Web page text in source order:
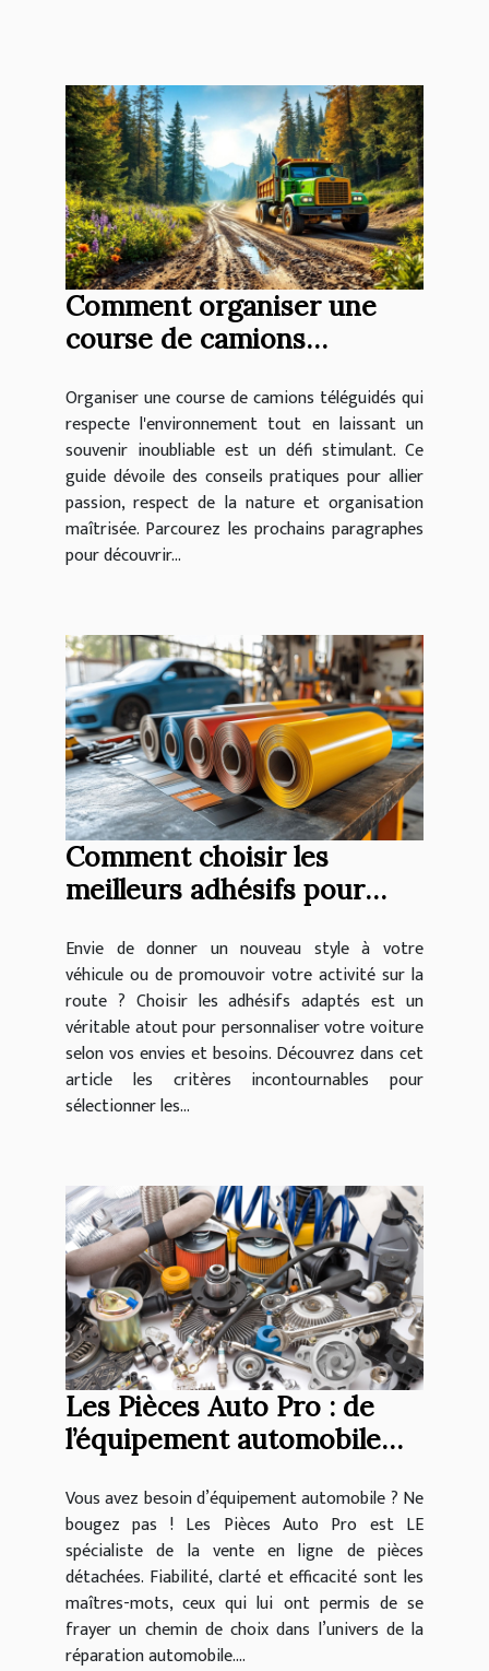
Comment organiser une
course de camions
mémorable ?
Organiser une course de camions téléguidés qui
respecte l'environnement tout en laissant un
souvenir inoubliable est un défi stimulant. Ce
guide dévoile des conseils pratiques pour allier
passion, respect de la nature et organisation
maîtrisée. Parcourez les prochains paragraphes
pour découvrir...
Comment choisir les
meilleurs adhésifs pour
véhicule ?
Envie de donner un nouveau style à votre
véhicule ou de promouvoir votre activité sur la
route ? Choisir les adhésifs adaptés est un
véritable atout pour personnaliser votre voiture
selon vos envies et besoins. Découvrez dans cet
article les critères incontournables pour
sélectionner les...
Les Pièces Auto Pro : de
l’équipement automobile
Vous avez besoin d’équipement automobile ? Ne
bougez pas ! Les Pièces Auto Pro est LE
spécialiste de la vente en ligne de pièces
détachées. Fiabilité, clarté et efficacité sont les
maîtres-mots, ceux qui lui ont permis de se
frayer un chemin de choix dans l’univers de la
réparation automobile....